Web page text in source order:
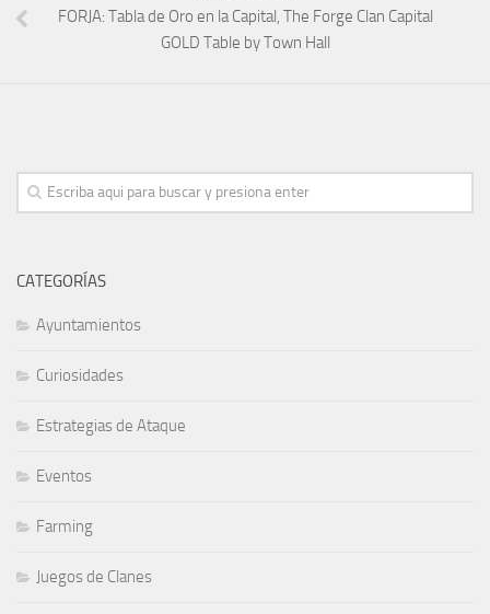
FORJA: Tabla de Oro en la Capital, The Forge Clan Capital
GOLD Table by Town Hall
CATEGORÍAS
Ayuntamientos
Curiosidades
Estrategias de Ataque
Eventos
Farming
Juegos de Clanes